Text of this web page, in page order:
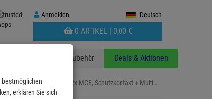
Anmelden
Anmelden Deutsch
WARENKORB
AUFKLAPPEN
0 ARTIKEL | 0,00 €
Zubehör Deals & Aktionen
PSA-32A12M 12x MCB, Schutzkontakt + Multi…
bestmöglichen
erklären Sie sich